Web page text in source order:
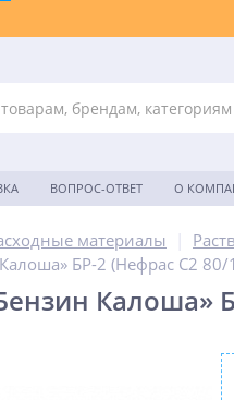
ВОПРОС-ОТВЕТ О
материалы
БР-2 (Нефрас С2 80/
Калоша»